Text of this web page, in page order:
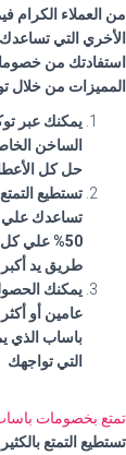
من العملاء الكرام
الأخري التي
استفادتك من
المميزات من خلال
يمكنك عبر
الساخن
حل كل
تستطيع
تساعدك علي
50% علي كل خدمات
طريق يد
يمكنك
عامين أو
باساب الذي
التي تواجهك
تمتع بخصومات
تستطيع التمتع